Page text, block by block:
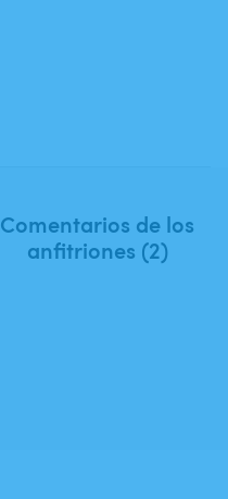
Comentarios de los
anfitriones (2)